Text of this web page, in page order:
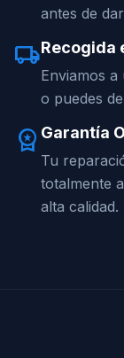
antes de
local_shippingRecogida
Enviamos
o puedes
workspace_premium Garantía
Tu
totalmente
alta calidad.